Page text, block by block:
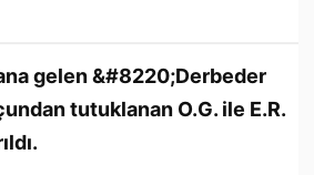
gelen &#8220;Derbeder
tutuklanan O.G. ile E.R.